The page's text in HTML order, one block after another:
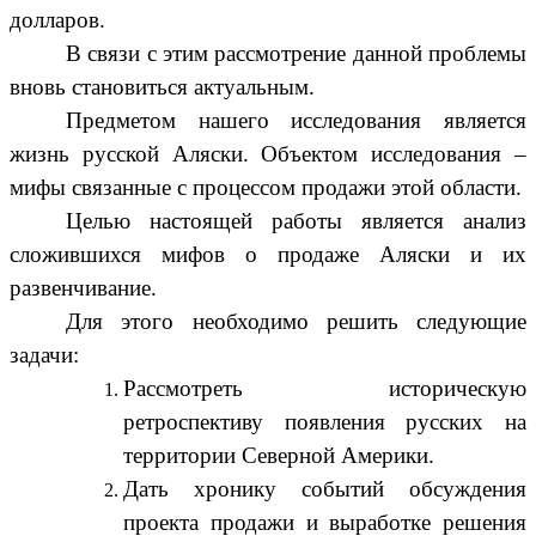
долларов.
В связи с этим рассмотрение данной проблемы
вновь становиться актуальным.
Предметом нашего исследования является
жизнь русской Аляски. Объектом исследования –
мифы связанные с процессом продажи этой области.
Целью настоящей работы является анализ
сложившихся мифов о продаже Аляски и их
развенчивание.
Для этого необходимо решить следующие
задачи:
Рассмотреть историческую
ретроспективу появления русских на
территории Северной Америки.
Дать хронику событий обсуждения
проекта продажи и выработке решения